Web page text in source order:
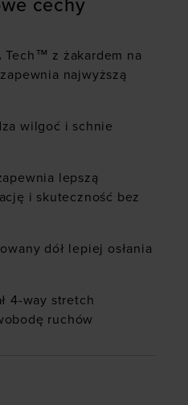
cechy
Tech™ z żakardem na
najwyższą
wilgoć i schnie
lepszą
i skuteczność bez
dół lepiej osłania
4-way stretch
ruchów